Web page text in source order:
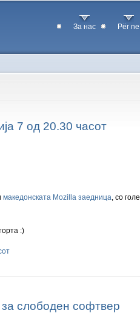
За нас Për ne
7 од 20.30 часот
македонската Mozilla заедница, со
:)
слободен софтвер